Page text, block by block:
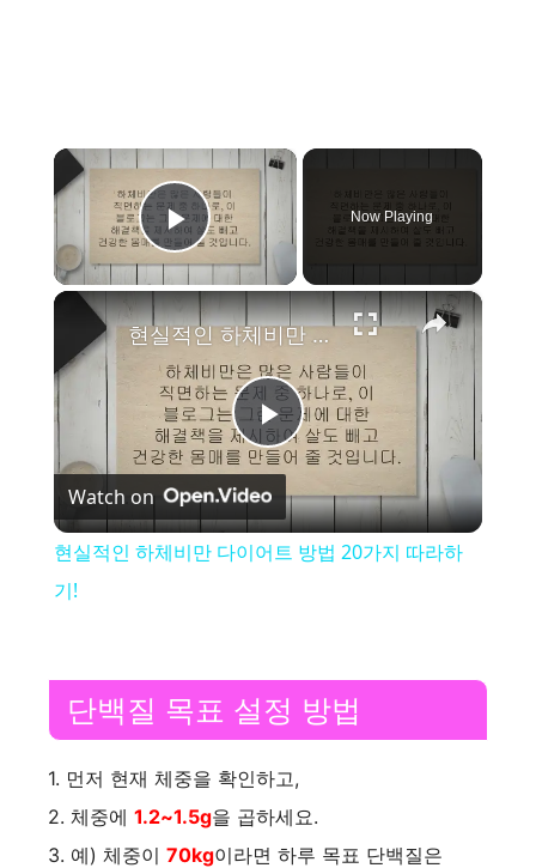
×
Play Video
Now Playing
×
P
l
V
i
현실적인 하체비만 다이어트 방법 20가지 따라하기!
Watch on
현실적인 하체비만 다이어트 방법 20가지 따라하
기!
단백질 목표 설정 방법
1. 먼저 현재 체중을 확인하고,
2. 체중에 1.2~1.5g을 곱하세요.
3. 예) 체중이 70kg이라면 하루 목표 단백질은